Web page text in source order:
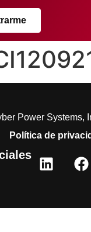
Power Systems,
Política de